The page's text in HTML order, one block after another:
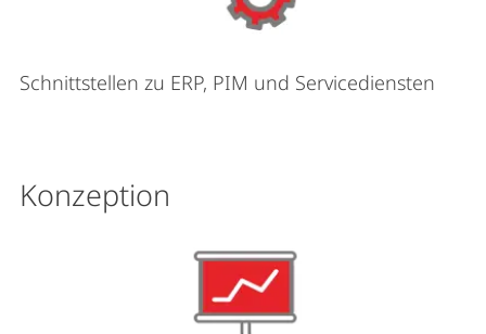
Schnittstellen zu ERP, PIM und Servicediensten
Konzeption